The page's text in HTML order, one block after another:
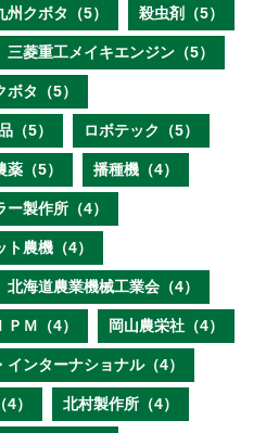
州クボタ（5） 殺虫剤（5）
三菱重工メイキエンジン（5）
ボタ（5）
（5） ロボテック（5）
薬（5） 播種機（4）
製作所（4）
ト農機（4）
北海道農業機械工業会（4）
ＩＰＭ（4） 岡山農栄社（4）
インターナショナル（4）
） 北村製作所（4）